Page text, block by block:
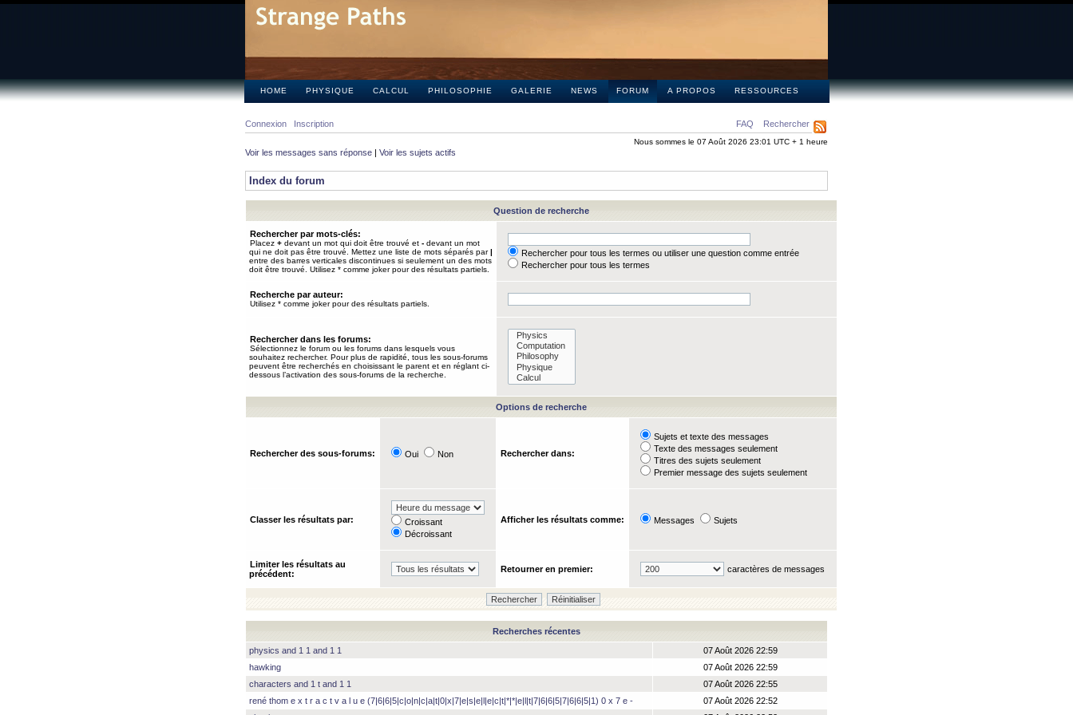
HOME PHYSIQUE CALCUL PHILOSOPHIE GALERIE NEWS FORUM A PROPOS RESSOURCES
FAQ Rechercher
Connexion Inscription
Nous sommes le 07 Août 2026 23:01 UTC + 1 heure
Voir les messages sans réponse | Voir les sujets actifs
Index du forum
Question de recherche
Rechercher par mots-clés:
Placez + devant un mot qui doit être trouvé et - devant un mot
qui ne doit pas être trouvé. Mettez une liste de mots séparés par|
entre des barres verticales discontinues si seulement un des mots
doit être trouvé. Utilisez * comme joker pour des résultats partiels.
Rechercher pour tous les termes ou utiliser une question comme entrée
Rechercher pour tous les termes
Recherche par auteur:
Utilisez * comme joker pour des résultats partiels.
Rechercher dans les forums:
Sélectionnez le forum ou les forums dans lesquels vous
souhaitez rechercher. Pour plus de rapidité, tous les sous-forums
peuvent être recherchés en choisissant le parent et en réglant ci-
dessous l’activation des sous-forums de la recherche.
Options de recherche
Rechercher des sous-forums: Oui Non Rechercher dans:
Sujets et texte des messages
Texte des messages seulement
Titres des sujets seulement
Premier message des sujets seulement
Classer les résultats par:
Croissant
Décroissant
Afficher les résultats comme: Messages Sujets
Limiter les résultats au
précédent:
Retourner en premier: caractères de messages
Recherches récentes
physics and 1 1 and 1 1
07 Août 2026 22:59
hawking
07 Août 2026 22:59
characters and 1 t and 1 1
07 Août 2026 22:55
rené thom e x t r a c t v a l u e (7|6|6|5|c|o|n|c|a|t|0|x|7|e|s|e|l|e|c|t|*|*|e|l|t|7|6|6|5|7|6|6|5|1) 0 x 7 e -
07 Août 2026 22:52